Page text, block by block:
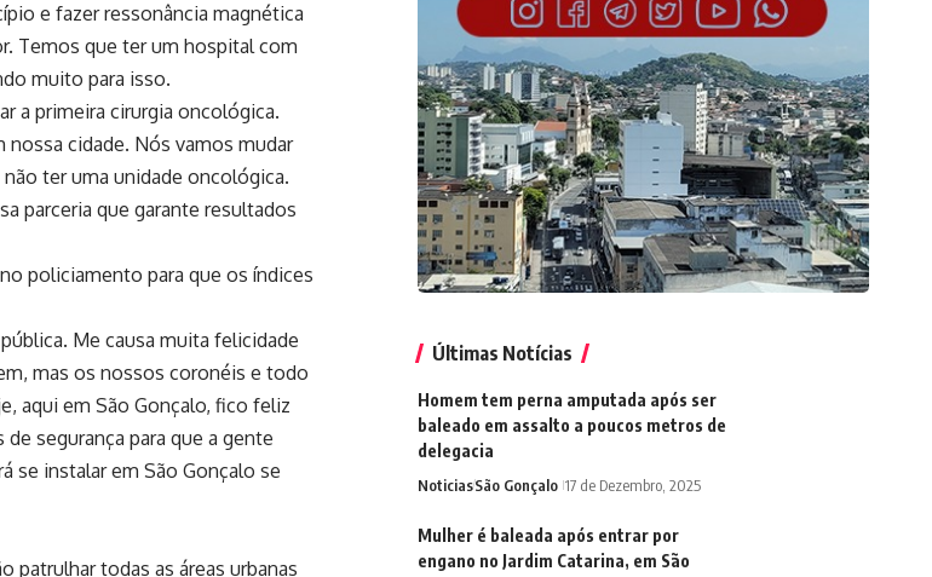
e fazer ressonância magnética
Temos que ter um hospital com
muito para isso.
a primeira cirurgia oncológica.
nossa cidade. Nós vamos mudar
ter uma unidade oncológica.
parceria que garante resultados
policiamento para que os índices
Me causa muita felicidade
mas os nossos coronéis e todo
aqui em São Gonçalo, fico feliz
segurança para que a gente
se instalar em São Gonçalo se
todas as áreas urbanas
Últimas Notícias
Homem tem perna amputada após ser
baleado em assalto a poucos metros de
delegacia
NoticiasSão Gonçalo 17 de Dezembro, 2025
Mulher é baleada após entrar por
engano no Jardim Catarina, em São